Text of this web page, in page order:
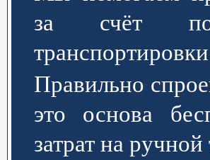
за счёт
Правильно
это основа
затрат на